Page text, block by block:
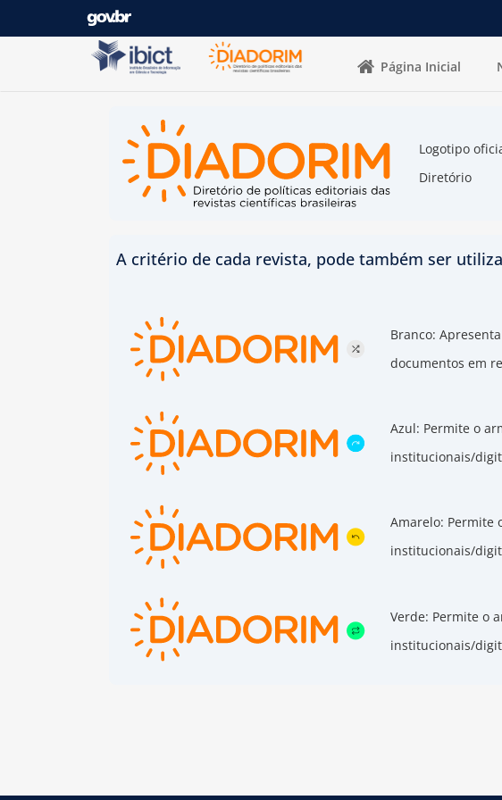
Pular para o conteúdo
Página Inicial
Logotipo
Diretório
A critério de cada revista, pode também ser
Branco:
documentos em
Azul: Permite o
institucionais/
Amarelo: Permite
institucionais/
Verde: Permite o
institucionais/